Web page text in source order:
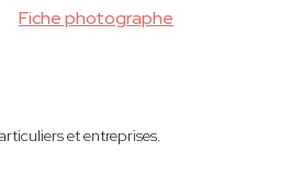
Fiche photographe
et entreprises.